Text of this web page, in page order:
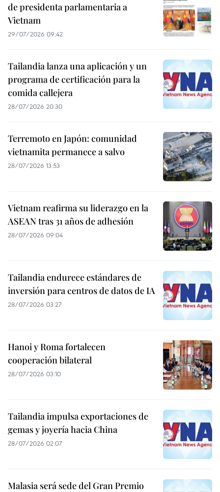
de presidenta parlamentaria a
Vietnam
29/07/2026 09:42
Tailandia lanza una aplicación y un
programa de certificación para la
comida callejera
28/07/2026 20:30
Terremoto en Japón: comunidad
vietnamita permanece a salvo
28/07/2026 13:53
Vietnam reafirma su liderazgo en la
ASEAN tras 31 años de adhesión
28/07/2026 09:04
Tailandia endurece estándares de
inversión para centros de datos de IA
28/07/2026 03:27
Hanoi y Roma fortalecen
cooperación bilateral
28/07/2026 03:10
Tailandia impulsa exportaciones de
gemas y joyería hacia China
28/07/2026 02:07
Malasia será sede del Gran Premio